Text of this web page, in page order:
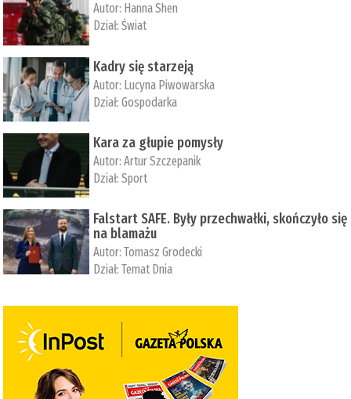
Autor: ­Hanna Shen
Dział:Świat
Kadry się starzeją
Autor: Lucyna Piwowarska
Dział:Gospodarka
Kara za głupie pomysły
Autor:Artur Szczepanik
Dział:Sport
Falstart SAFE. Były przechwałki, skończyło się
na blamażu
Autor:Tomasz Grodecki
Dział:Temat Dnia